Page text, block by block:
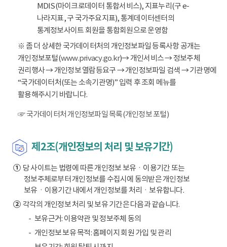
MDIS(마이크로데이터 통합서비스), 지표누리(구 e-
나라지표, 구 국가주요지표), 통계데이터센터의
통계정보사이트 회원을 통합회원으로 운영함
※ 좀 더 상세한 국가데이터처의 개인정보파일 등록사항 공개는
개인정보포털(www.privacy.go.kr)→ 개인서비스 → 정보주체
권리행사 → 개인정보 열람등요구 → 개인정보파일 검색 → 기관명에
“국가데이터처(또는 소속기관명)” 입력 후 조회 메뉴를
활용해주시기 바랍니다.
☞ 국가데이터처 개인정보파일 목록(개인정보 포털)
제2조(개인정보의 처리 및 보유기간)
①당 사이트는 법령에 따른 개인정보 보유ㆍ이용기간 또는
정보주체로부터 개인정보를 수집시에 동의받은 개인정보
보유ㆍ이용기간 내에서 개인정보를 처리ㆍ보유합니다.
②각각의 개인정보 처리 및 보유 기간은 다음과 같습니다.
보유근거: 이용약관 및 정보주체 동의
개인정보 보유 목적: 홈페이지 회원 가입 및 관리